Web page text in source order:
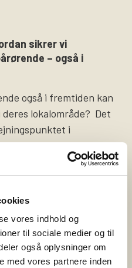
vores indhold og
til sociale medier og til
også oplysninger om
med vores partnere inden
sikrer vi
– også i
også i fremtiden kan
lokalområde? Det
i
som Bedre Psykiatri
med Nyreforeningen og
Nordea-fonden. Bedre
ca. 400 frivillige i Bedre